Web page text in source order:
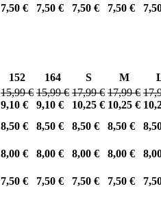
7,50 € 7,50 € 7,50 € 7,50 €
152 164 S M
15,99 €
9,10 €
15,99 €
9,10 €
17,99 €
10,25 €
17,99 €
10,25 €
8,50 € 8,50 € 8,50 € 8,50 €
8,00 € 8,00 € 8,00 € 8,00 €
7,50 € 7,50 € 7,50 € 7,50 €